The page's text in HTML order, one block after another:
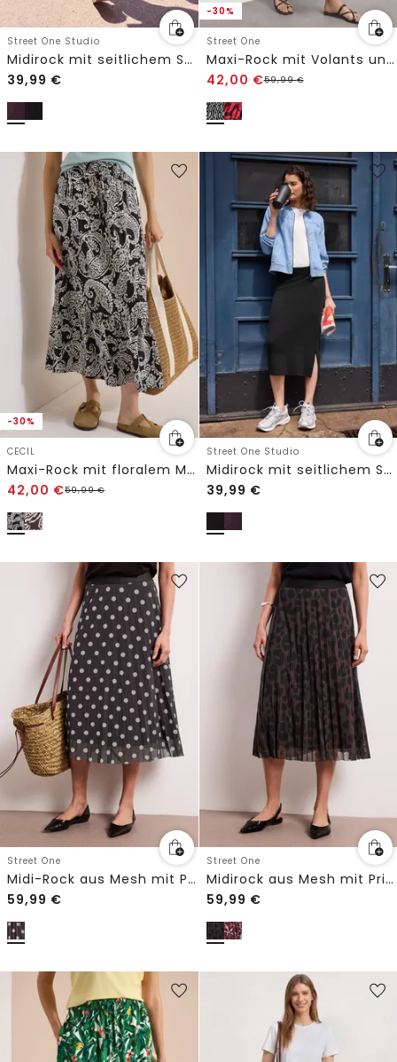
Street One Studio
Midirock mit seitlichem Schlitz
39,99 €
-30%
Street One
Maxi-Rock mit Volants und Print
42,00 €59,99€
-30%
CECIL
Maxi-Rock mit floralem Muster
42,00 €59,99€
Street One Studio
Midirock mit seitlichem Schlitz
39,99 €
Street One
Midi-Rock aus Mesh mit Print
59,99 €
Street One
Midirock aus Mesh mit Print
59,99 €